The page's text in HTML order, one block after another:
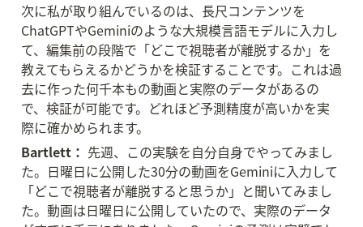
次に私が取り組んでいるのは、長尺コンテンツを
ChatGPTやGeminiのような大規模言語モデルに入力し
て、編集前の段階で「どこで視聴者が離脱するか」を
教えてもらえるかどうかを検証することです。これは過
去に作った何千本もの動画と実際のデータがあるの
で、検証が可能です。どれほど予測精度が高いかを実
際に確かめられます。
Bartlett： 先週、この実験を自分自身でやってみまし
た。日曜日に公開した30分の動画をGeminiに入力して
「どこで視聴者が離脱すると思うか」と聞いてみまし
た。動画は日曜日に公開していたので、実際のデータ